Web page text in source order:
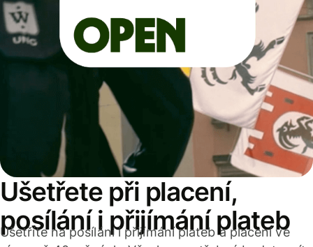
Ušetřete při placení,
posílání i přijímání plateb
Ušetříte na posílání i přijímání plateb a placení ve